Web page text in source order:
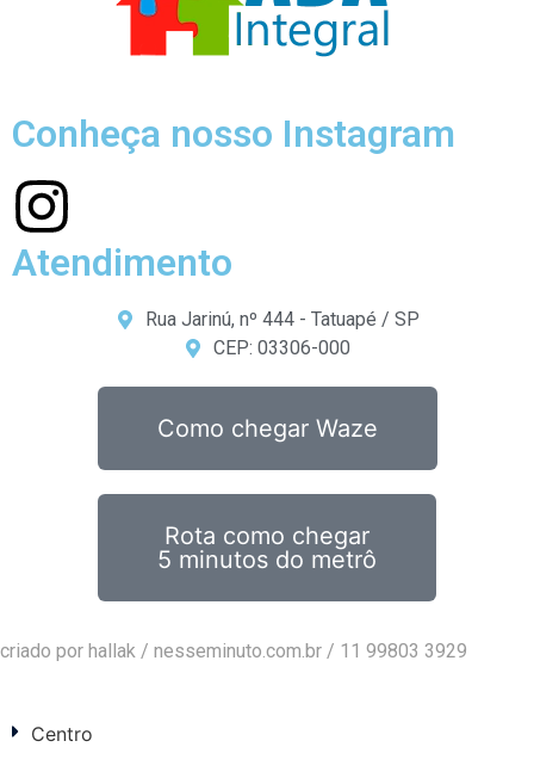
Conheça nosso Instagram
Atendimento
Rua Jarinú, nº 444 - Tatuapé / SP
CEP: 03306-000
Como chegar Waze
Rota como chegar
5 minutos do metrô
criado por hallak / nesseminuto.com.br / 11 99803 3929
Centro